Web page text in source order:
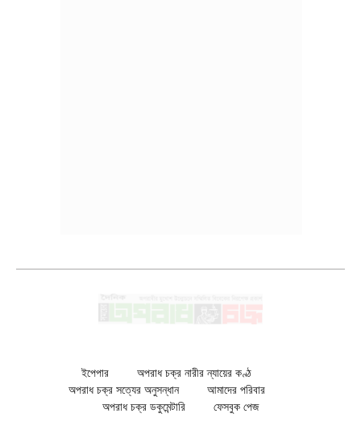
ইপেপার
অপরাধ চক্র নারীর ন্যায়ের কণ্ঠ
অপরাধ চক্র সত্যের অনুসন্ধান
আমাদের পরিবার
অপরাধ চক্র ডকুমেন্টারি
ফেসবুক পেজ